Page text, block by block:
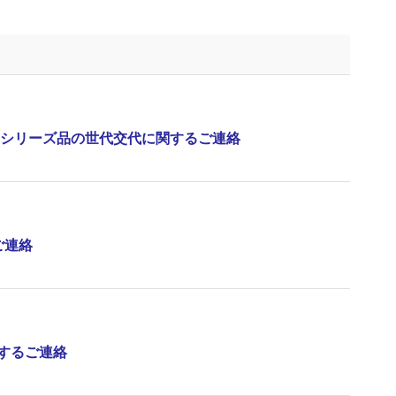
リーズ品の世代交代に関するご連絡
連絡
るご連絡